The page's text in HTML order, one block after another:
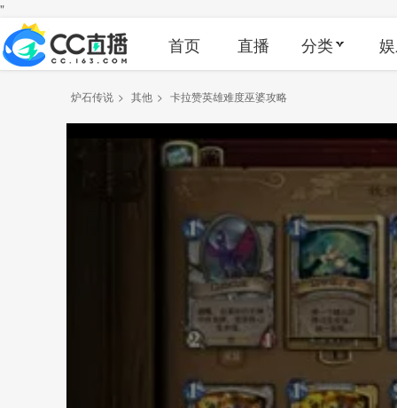
"
首页 直播 分类
炉石传说 > 其他 > 卡拉赞英雄难度巫婆攻略